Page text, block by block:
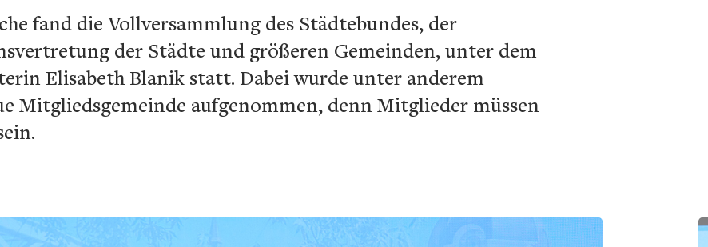
fand die Vollversammlung des Städtebundes, der
der Städte und größeren Gemeinden, unter dem
Elisabeth Blanik statt. Dabei wurde unter anderem
Mitgliedsgemeinde aufgenommen, denn Mitglieder müssen